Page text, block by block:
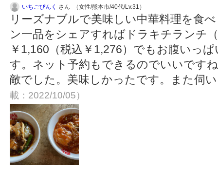
いちごぴんく さん （女性/熊本市/40代/Lv.31）
リーズナブルで美味しい中華料理を食
ン一品をシェアすればドラキチラン
￥1,160（税込￥1,276）でもお腹いっ
す。ネット予約もできるのでいいです
敵でした。美味しかったです。また伺
載：2022/10/05）